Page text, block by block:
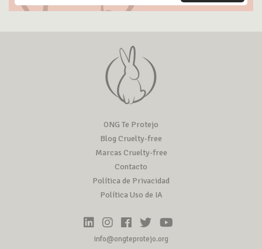
ONG Te Protejo
Blog Cruelty-free
Marcas Cruelty-free
Contacto
Política de Privacidad
Política Uso de IA
info@ongteprotejo.org